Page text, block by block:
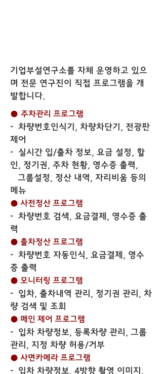
기업부설연구소를 자체 운영하고 있으
며 전문 연구진이 직접 프로그램을 개
발합니다.
● 주차관리 프로그램
- 차량번호인식기, 차량차단기, 전광판
제어
- 실시간 입/출차 정보, 요금 설정, 할
인, 정기권, 주차 현황, 영수증 출력,
그룹설정, 정산 내역, 자리비움 등의
메뉴
● 사전정산 프로그램
- 차량번호 검색, 요금결제, 영수증 출
력
● 출차정산 프로그램
- 차량번호 자동인식, 요금결제, 영수
증 출력
● 모니터링 프로그램
- 입차, 출차내역 관리, 정기권 관리, 차
량 검색 및 조회
● 메인 제어 프로그램
- 입차 차량정보, 등록차량 관리, 그룹
관리, 지정 차량 허용/거부
● 사면카메라 프로그램
- 입차 차량정보, 4방향 촬영 이미지,